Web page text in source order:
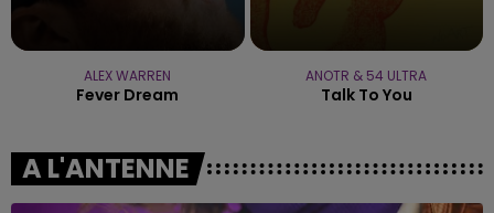
ALEX WARREN
Fever Dream
ANOTR & 54 ULTRA
Talk To You
A L'ANTENNE